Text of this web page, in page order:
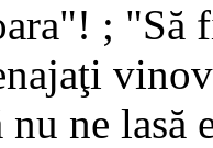
; "Să
nu ne